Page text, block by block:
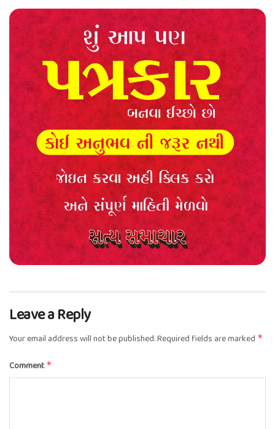
Leave a Reply
Your email address will not be published.Required fields are marked *
Comment *